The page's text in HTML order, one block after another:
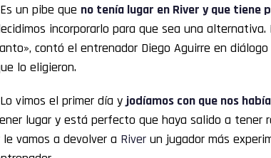
un pibe que no tenía lugar en River y que tiene
incorporarlo para que sea una
contó el entrenador Diego Aguirre en
lo eligieron.
vimos el primer día yjodíamos con que nos
lugar y está perfecto que haya salido a tener
le vamos a devolver a River un jugador más